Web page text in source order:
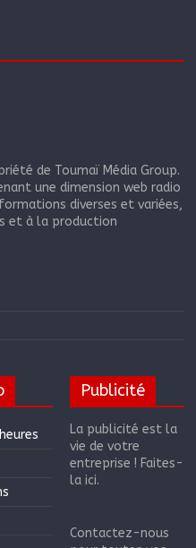
de Toumaï Média Group.
une dimension web radio
diverses et variées,
et à la production
Publicité
La publicité est la
vie de votre
entreprise ! Faites-
la ici.
Contactez-nous